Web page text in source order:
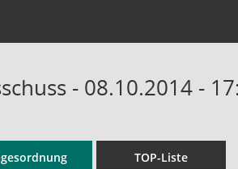
- 08.10.2014 -
TOP-Liste